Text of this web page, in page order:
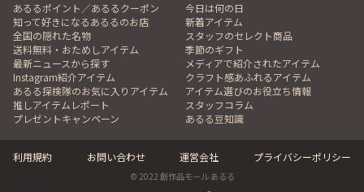
あるるポイント／あるるクーポン
今日は何の日
知って好きになるあるるのお店
新着アイテム
全国の隠れた名物
スタッフのセレクト商品
送料無料・おためしアイテム
季節のギフト
最新ニュースから探す
メディアで紹介されたアイテム
Instagram紹介アイテム
クラフト感あふれるアイテム
あるる探検隊のお気に入りアイテム
アイテム選びのお役立ち情報
推しアイテムレポート
スタッフコラム
プレゼントキャンペーン
あるる豆知識
利用規約 お問い合わせ 運営会社 プライバシーポリシー
© 2022 創作品モール あるる